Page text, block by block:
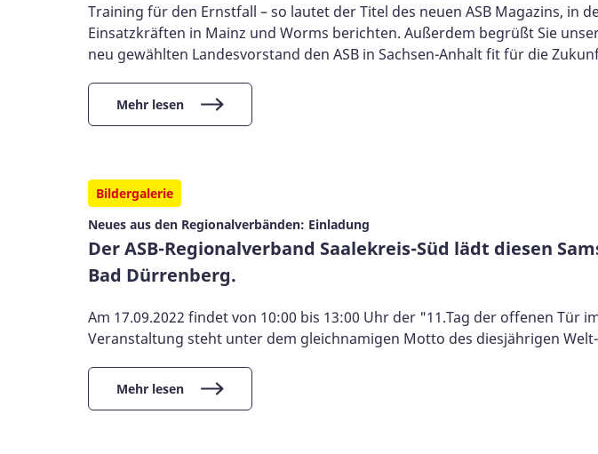
Training für den Ernstfall – so lautet der Titel des neuen ASB Magazins, in
Einsatzkräften in Mainz und Worms berichten. Außerdem begrüßt Sie
neu gewählten Landesvorstand den ASB in Sachsen-Anhalt fit für die
Mehr lesen
Bildergalerie
Neues aus den Regionalverbänden: Einladung
Der ASB-Regionalverband Saalekreis-Süd lädt diesen
Bad Dürrenberg.
Am 17.09.2022 findet von 10:00 bis 13:00 Uhr der "11.Tag der offenen Tür
Veranstaltung steht unter dem gleichnamigen Motto des diesjährigen
Mehr lesen